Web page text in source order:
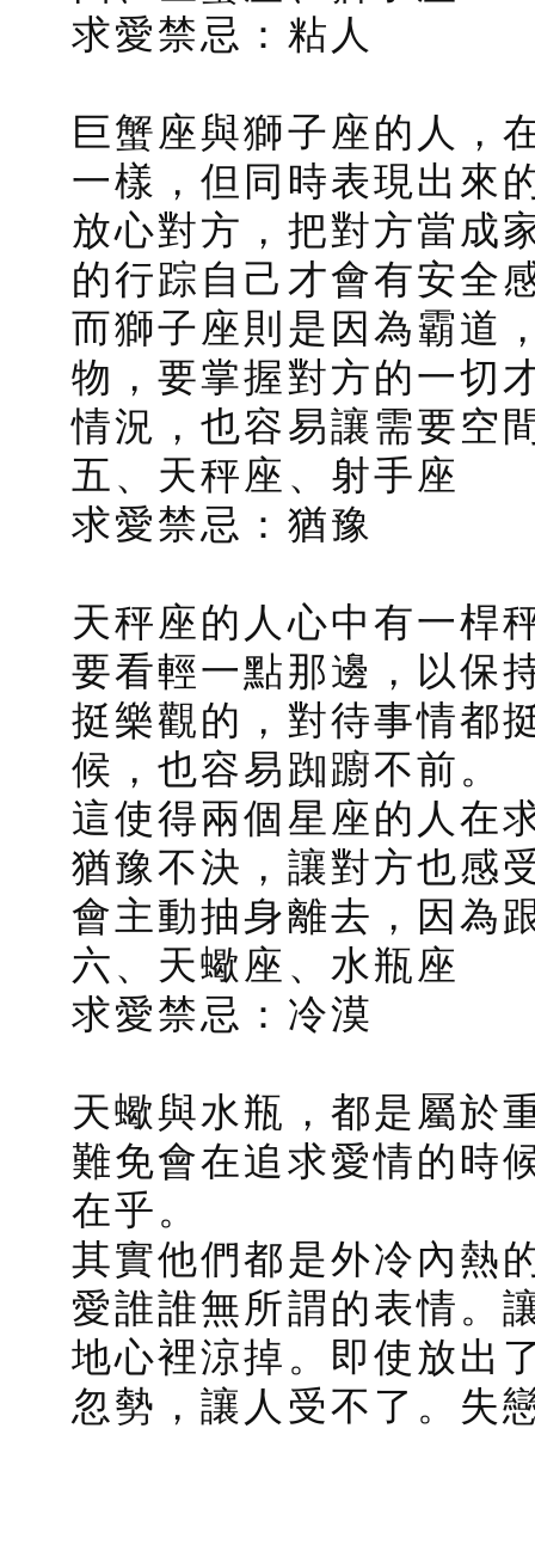
求愛禁忌：粘人
巨蟹座與獅子座的人，
一樣，但同時表現出來
放心對方，把對方當成
的行踪自己才會有安全
而獅子座則是因為霸道
物，要掌握對方的一切
情況，也容易讓需要空
五、天秤座、射手座
求愛禁忌：猶豫
天秤座的人心中有一桿
要看輕一點那邊，以保
挺樂觀的，對待事情都
候，也容易踟躕不前。
這使得兩個星座的人在
猶豫不決，讓對方也感
會主動抽身離去，因為
六、天蠍座、水瓶座
求愛禁忌：冷漠
天蠍與水瓶，都是屬於
難免會在追求愛情的時
在乎。
其實他們都是外冷內熱
愛誰誰無所謂的表情。
地心裡涼掉。即使放出
忽勢，讓人受不了。失